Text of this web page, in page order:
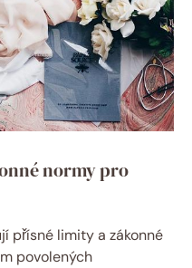
normy pro
přísné limity a zákonné
povolených